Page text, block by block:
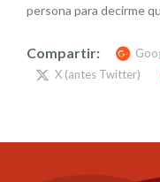
persona para decirme
Compartir:
X (antes Twitter)